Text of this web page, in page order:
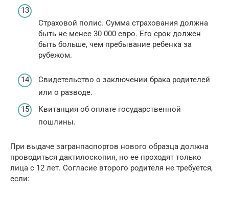
Страховой полис. Сумма страхования должна
быть не менее 30 000 евро. Его срок должен
быть больше, чем пребывание ребенка за
рубежом.
Свидетельство о заключении брака родителей
или о разводе.
Квитанция об оплате государственной
пошлины.
При выдаче загранпаспортов нового образца должна
проводиться дактилоскопия, но ее проходят только
лица с 12 лет. Согласие второго родителя не требуется,
если: